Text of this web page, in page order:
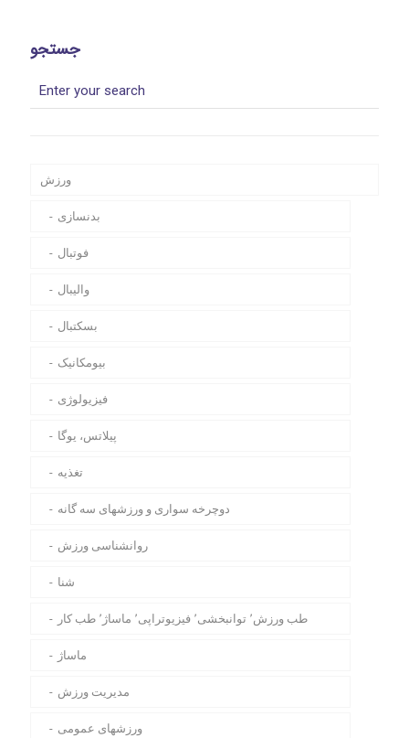
جستجو
ورزش
بدنسازی
فوتبال
والیبال
بسکتبال
بیومکانیک
فیزیولوژی
پیلاتس، یوگا
تغذیه
دوچرخه سواری و ورزشهای سه گانه
روانشناسی ورزش
شنا
طب ورزش٬ توانبخشی٬ فیزیوتراپی٬ ماساژ٬ طب کار
ماساژ
مدیریت ورزش
ورزشهای عمومی